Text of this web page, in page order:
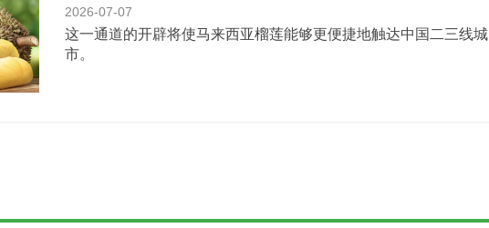
2026-07-07
这一通道的开辟将使马来西亚榴莲能够更便捷地触达中国二三线城
市。